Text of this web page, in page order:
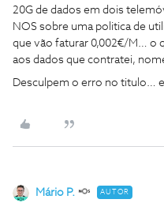
20G de dados em dois
NOS sobre uma politica de
que vão faturar 0,002€/M… o
aos dados que contratei,
Desculpem o erro no titulo…
Mário P. AUTOR